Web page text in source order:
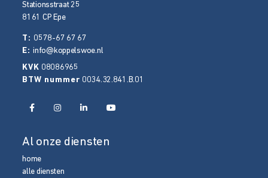
Stationsstraat 25
8161 CP Epe
T: 0578-67 67 67
E:info@koppelswoe.nl
KVK 08086965
BTW nummer 0034.32.841.B.01
Al onze diensten
home
alle diensten